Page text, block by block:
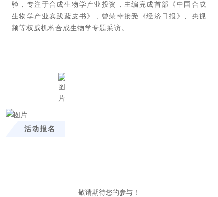
验，专注于合成生物学产业投资，主编完成首部《中国合成
生物学产业实践蓝皮书》，曾荣幸接受《经济日报》、央视
频等权威机构合成生物学专题采访。
活动报名
敬请期待您的参与！